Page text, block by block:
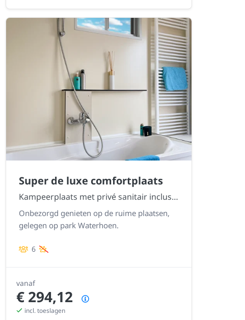
Super de luxe comfortplaats
Kampeerplaats met privé sanitair inclusief ligbad
Onbezorgd genieten op de ruime plaatsen,
gelegen op park Waterhoen.
6
vanaf
€ 294,12
incl. toeslagen